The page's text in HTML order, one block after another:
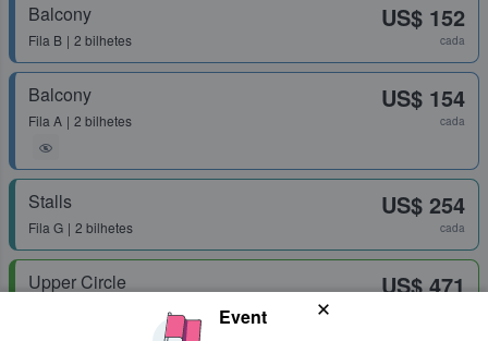
Balcony
Fila B 2 bilhetes
US$ 152
cada
Balcony
Fila A 2 bilhetes
US$ 154
cada
Stalls
Fila G 2 bilhetes
US$ 254
cada
Upper Circle US$ 471
Event